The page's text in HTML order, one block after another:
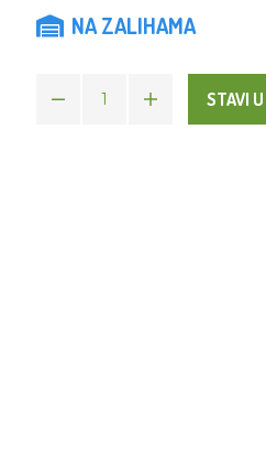
NA ZALIHAMA
STAVI